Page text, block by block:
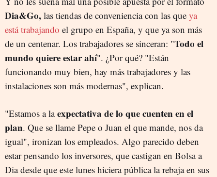
Dia&Go, las tiendas de conveniencia con las que ya
está trabajando el grupo en España, y que ya son más
de un centenar. Los trabajadores se sinceran: "Todo el
mundo quiere estar ahí". ¿Por qué? "Están
funcionando muy bien, hay más trabajadores y las
instalaciones son más modernas", explican.
"Estamos a laexpectativa de lo que cuenten en el
plan. Que se llame Pepe o Juan el que mande, nos da
igual", ironizan los empleados. Algo parecido deben
estar pensando los inversores, que castigan en Bolsa a
Dia desde que este lunes hiciera pública la rebaja en sus